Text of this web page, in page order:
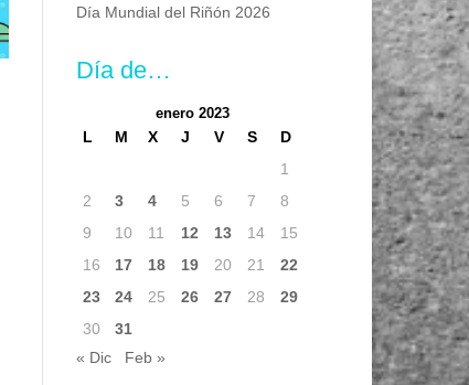
Día Mundial del Riñón 2026
Día de…
enero 2023
L M X J V S
D
1
2
3 4 5 6 7
8
9
10 11 12 13 14
15
16
17 18 19 20 21
22
23
24 25 26 27 28
29
30
31
« Dic
Feb »